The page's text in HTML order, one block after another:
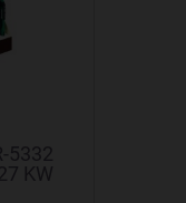
5332
KW